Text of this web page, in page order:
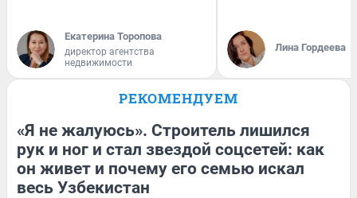
Екатерина Торопова
директор агентства
недвижимости
Лина Гордеева
РЕКОМЕНДУЕМ
«Я не жалуюсь». Строитель лишился
рук и ног и стал звездой соцсетей: как
он живет и почему его семью искал
весь Узбекистан